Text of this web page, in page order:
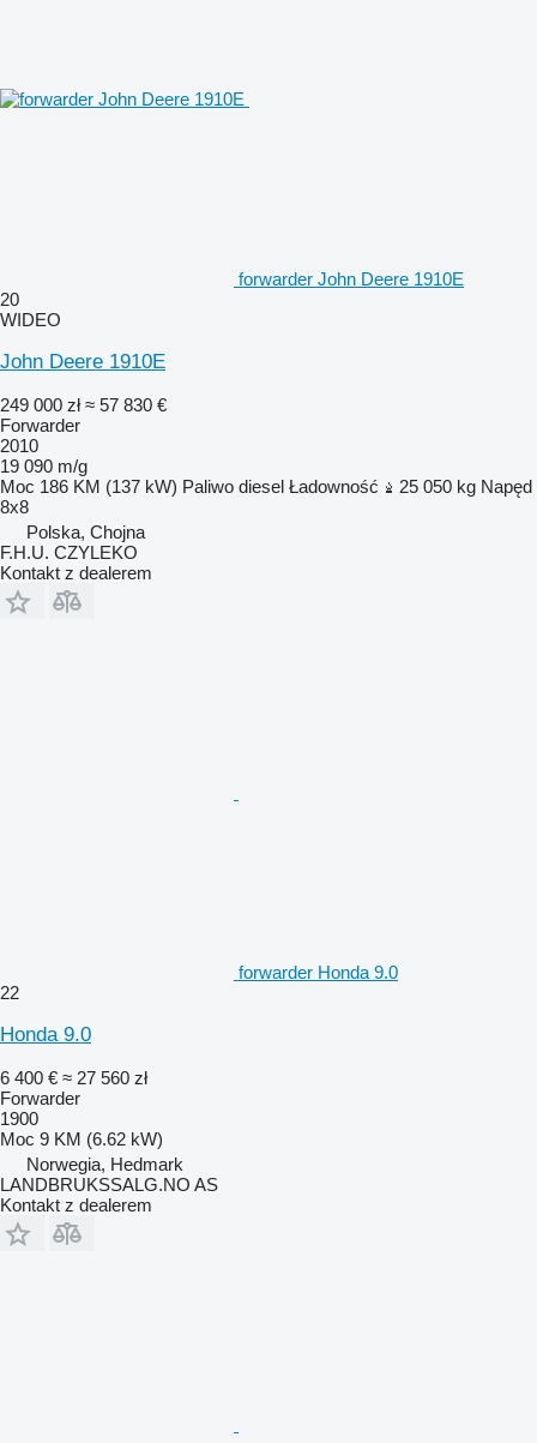
forwarder John Deere 1910E
20
WIDEO
John Deere 1910E
249 000 zł ≈ 57 830 €
Forwarder
2010
19 090 m/g
Moc 186 KM (137 kW) Paliwo diesel Ładowność 25 050 kg Napęd
8x8
Polska, Chojna
F.H.U. CZYLEKO
Kontakt z dealerem
forwarder Honda 9.0
22
Honda 9.0
6 400 € ≈ 27 560 zł
Forwarder
1900
Moc 9 KM (6.62 kW)
Norwegia, Hedmark
LANDBRUKSSALG.NO AS
Kontakt z dealerem